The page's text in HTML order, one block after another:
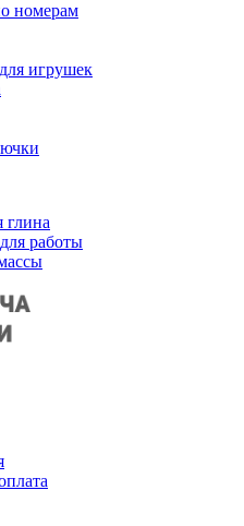
номерам
игрушек
глина
работы